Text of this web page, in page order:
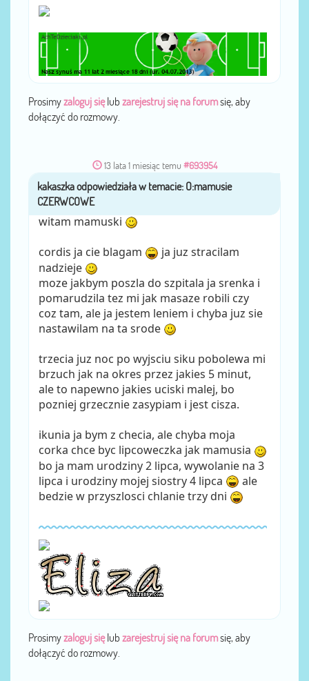
Prosimyzaloguj sięlub zarejestruj się na forumsię, aby
dołączyć do rozmowy.
13 lata 1 miesiąc temu #693954
przezkakaszka
witam mamuski
cordis ja cie blagam
ja juz stracilam
nadzieje
moze jakbym poszla do szpitala ja srenka i
pomarudzila tez mi jak masaze robili czy
coz tam, ale ja jestem leniem i chyba juz sie
nastawilam na ta srode
trzecia juz noc po wyjsciu siku pobolewa mi
brzuch jak na okres przez jakies 5 minut,
ale to napewno jakies uciski malej, bo
pozniej grzecznie zasypiam i jest cisza.
ikunia ja bym z checia, ale chyba moja
corka chce byc lipcoweczka jak mamusia
bo ja mam urodziny 2 lipca, wywolanie na 3
lipca i urodziny mojej siostry 4 lipca
ale
bedzie w przyszlosci chlanie trzy dni
Prosimyzaloguj sięlub zarejestruj się na forumsię, aby
dołączyć do rozmowy.